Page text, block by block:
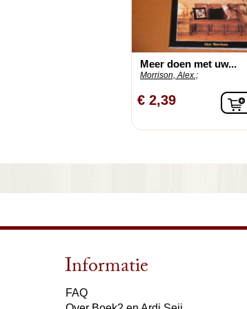
Meer doen met uw...
Morrison, Alex.;
€ 2,39
Informatie
FAQ